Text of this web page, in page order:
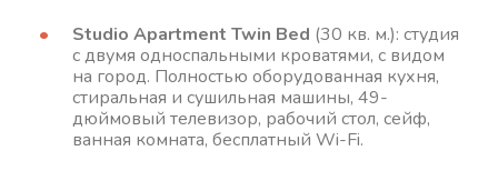
Studio Apartment Twin Bed (30 кв. м.): студия
с двумя односпальными кроватями, с видом
на город. Полностью оборудованная кухня,
стиральная и сушильная машины, 49-
дюймовый телевизор, рабочий стол, сейф,
ванная комната, бесплатный Wi-Fi.